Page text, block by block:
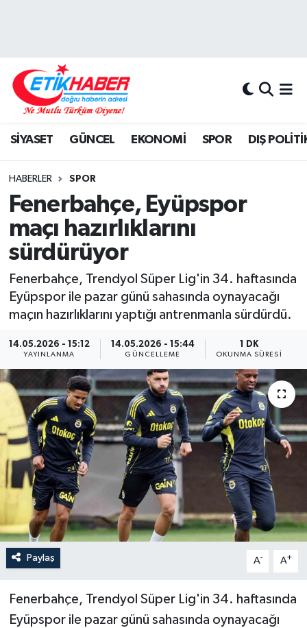
SİYASET GÜNCEL EKONOMİ SPOR DIŞ
HABERLER SPOR
Fenerbahçe, Eyüpspor
maçı hazırlıklarını
sürdürüyor
Fenerbahçe, Trendyol Süper Lig'in 34. haftasında
Eyüpspor ile pazar günü sahasında oynayacağı
maçın hazırlıklarını yaptığı antrenmanla sürdürdü.
14.05.2026 - 15:12
YAYINLANMA
14.05.2026 - 15:44
GÜNCELLEME
1 DK
OKUNMA SÜRESI
Paylaş A- A+
Fenerbahçe, Trendyol Süper Lig'in 34. haftasında
Eyüpspor ile pazar günü sahasında oynayacağı
DIŞ POLİTİKA
KÖŞE YAZILARI
KÜLTÜR-SANAT-MAGAZİN
MEDYA
RÖPORTAJLAR
SAĞLIK
SİYASET
GÜNCEL
SPOR
YAŞAM
Hava Durumu
Tüm Manşetler
Son Dakika Haberleri
Haber Arşivi